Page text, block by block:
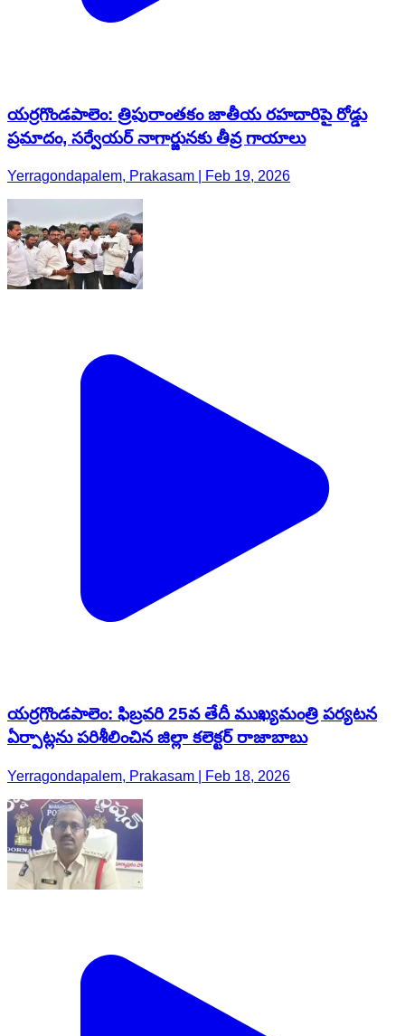
యర్రగొండపాలెం: త్రిపురాంతకం జాతీయ రహదారిపై రోడ్డు
ప్రమాదం, సర్వేయర్ నాగార్జునకు తీవ్ర గాయాలు
Yerragondapalem, Prakasam | Feb 19, 2026
యర్రగొండపాలెం: ఫిబ్రవరి 25వ తేదీ ముఖ్యమంత్రి పర్యటన
ఏర్పాట్లను పరిశీలించిన జిల్లా కలెక్టర్ రాజాబాబు
Yerragondapalem, Prakasam | Feb 18, 2026